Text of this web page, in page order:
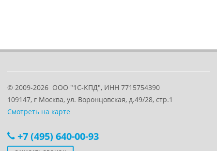
© 2009-2026 ООО "1С-КПД", ИНН 7715754390
109147, г Москва, ул. Воронцовская, д.49/28, стр.1
Смотреть на карте
+7 (495) 640-00-93